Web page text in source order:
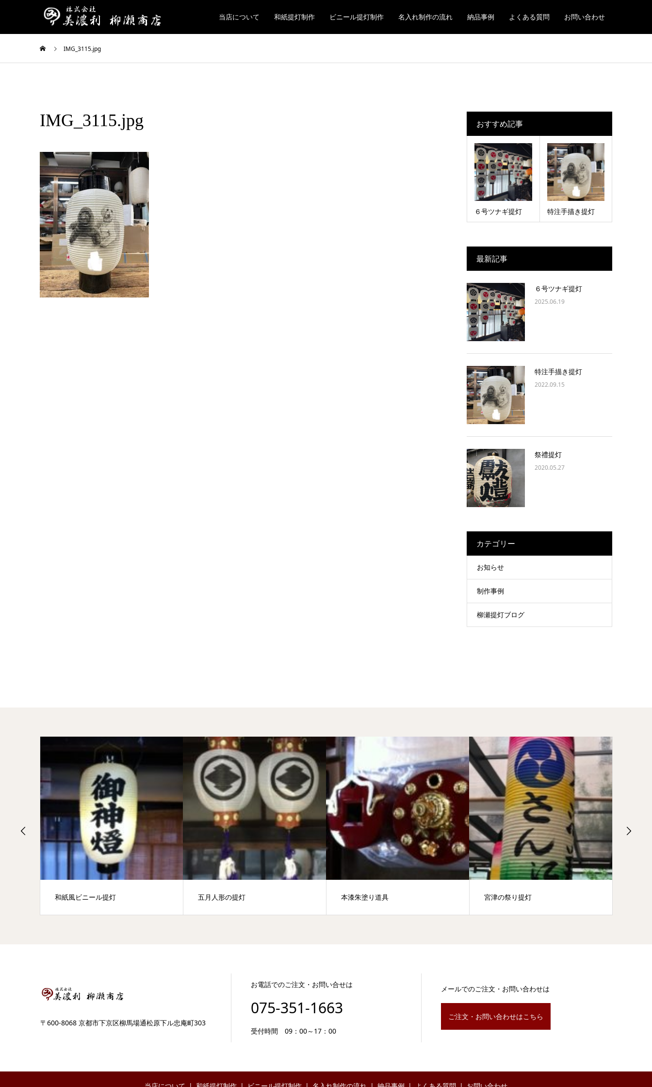
当店について 和紙提灯制作 ビニール提灯制作 名入れ制作の流れ 納品事例 よくある質問 お問い合わせ
IMG_3115.jpg
IMG_3115.jpg おすすめ記事
６号ツナギ提灯 特注手描き提灯
最新記事
６号ツナギ提灯
2025.06.19
特注手描き提灯
2022.09.15
祭禮提灯
2020.05.27
カテゴリー
お知らせ
制作事例
柳瀬提灯ブログ
和紙風ビニール提灯 五月人形の提灯 本漆朱塗り道具 宮津の祭り提灯
〒600-8068 京都市下京区柳馬場通松原下ル忠庵町303
お電話でのご注文・お問い合せは
075-351-1663
受付時間 09：00～17：00
メールでのご注文・お問い合わせは
ご注文・お問い合わせはこちら